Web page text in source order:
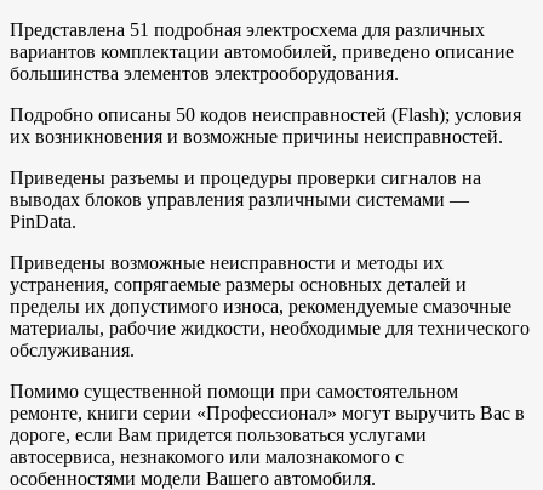
Представлена 51 подробная электросхема для различных
вариантов комплектации автомобилей, приведено описание
большинства элементов электрооборудования.
Подробно описаны 50 кодов неисправностей (Flash); условия
их возникновения и возможные причины неисправностей.
Приведены разъемы и процедуры проверки сигналов на
выводах блоков управления различными системами —
PinData.
Приведены возможные неисправности и методы их
устранения, сопрягаемые размеры основных деталей и
пределы их допустимого износа, рекомендуемые смазочные
материалы, рабочие жидкости, необходимые для технического
обслуживания.
Помимо существенной помощи при самостоятельном
ремонте, книги серии «Профессионал» могут выручить Вас в
дороге, если Вам придется пользоваться услугами
автосервиса, незнакомого или малознакомого с
особенностями модели Вашего автомобиля.